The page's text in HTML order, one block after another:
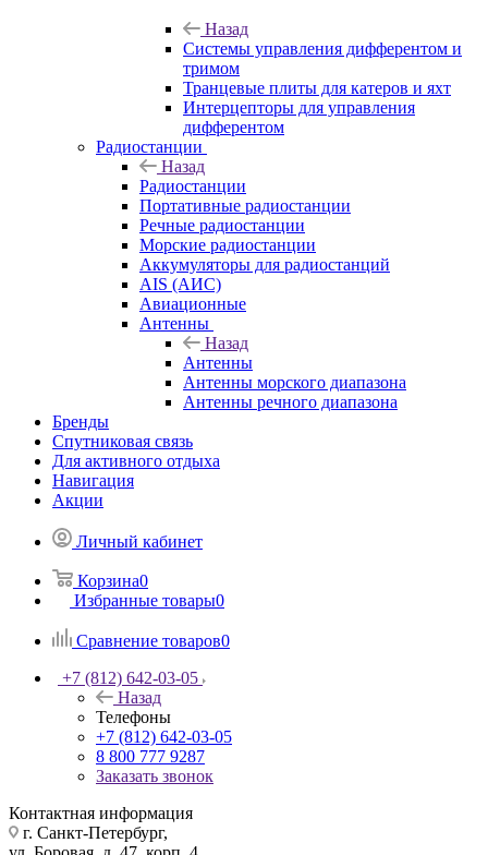
Назад
Системы управления дифферентом и
тримом
Транцевые плиты для катеров и яхт
Интерцепторы для управления
дифферентом
Радиостанции
Назад
Радиостанции
Портативные радиостанции
Речные радиостанции
Морские радиостанции
Аккумуляторы для радиостанций
AIS (АИС)
Авиационные
Антенны
Назад
Антенны
Антенны морского диапазона
Антенны речного диапазона
Бренды
Спутниковая связь
Для активного отдыха
Навигация
Акции
Личный кабинет
Корзина0
Избранные товары0
Сравнение товаров0
+7 (812) 642-03-05
Назад
Телефоны
+7 (812) 642-03-05
8 800 777 9287
Заказать звонок
Контактная информация
г. Санкт-Петербург,